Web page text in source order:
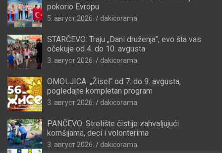
pokorio Evropu
5. август 2026. dakicorama
STARČEVO: Traju „Dani druženja”, evo šta vas
očekuje od 4. do 10. avgusta
3. август 2026. dakicorama
OMOLJICA: „Žisel“ od 7. do 9. avgusta,
pogledajte kompletan program
3. август 2026. dakicorama
PANČEVO: Strelište čistije zahvaljujući
komšijama, deci i volonterima
3. август 2026. dakicorama